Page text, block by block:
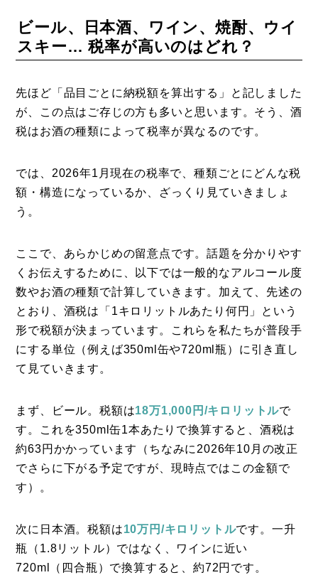
ビール、日本酒、ワイン、焼酎、ウイ
スキー… 税率が高いのはどれ？
先ほど「品目ごとに納税額を算出する」と記しました
が、この点はご存じの方も多いと思います。そう、酒
税はお酒の種類によって税率が異なるのです。
では、2026年1月現在の税率で、種類ごとにどんな税
額・構造になっているか、ざっくり見ていきましょ
う。
ここで、あらかじめの留意点です。話題を分かりやす
くお伝えするために、以下では一般的なアルコール度
数やお酒の種類で計算していきます。加えて、先述の
とおり、酒税は「1キロリットルあたり何円」という
形で税額が決まっています。これらを私たちが普段手
にする単位（例えば350ml缶や720ml瓶）に引き直し
て見ていきます。
まず、ビール。税額は18万1,000円/キロリットルで
す。これを350ml缶1本あたりで換算すると、酒税は
約63円かかっています（ちなみに2026年10月の改正
でさらに下がる予定ですが、現時点ではこの金額で
す）。
次に日本酒。税額は10万円/キロリットルです。一升
瓶（1.8リットル）ではなく、ワインに近い
720ml（四合瓶）で換算すると、約72円です。